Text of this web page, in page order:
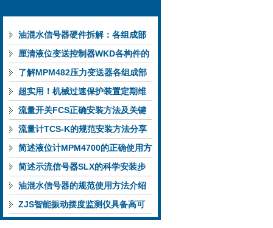
油混水信号器硬件拆解：各组成部
件的功能特点与性能指标
厘清液位变送控制器WKD各构件的
功能特性稳定完成液位监测
了解MPM482压力变送器各组成部
件功能特点有助于提升选型合理性
超实用！机械过速保护装置定期维
护保养方法大汇总
流量开关FCS正确安装方法及关键
要点专业分享
流量计TCS-K的规范安装方法分享
简述液位计MPM4700的正确使用方
法
简述示流信号器SLX的科学安装步
骤
油混水信号器的规范使用方法介绍
ZJS智能振动摆度监测仪具备高可
靠性与自诊断能力